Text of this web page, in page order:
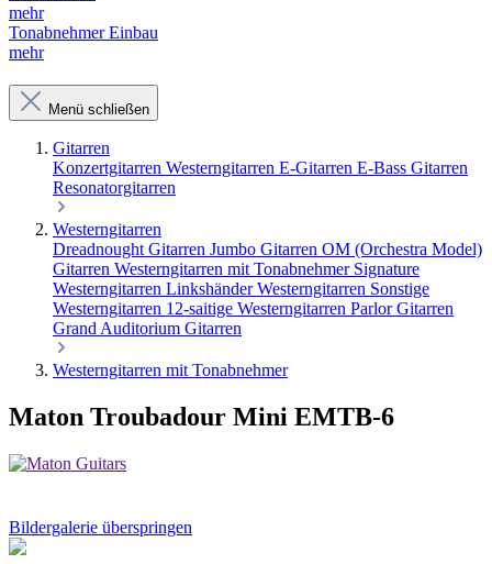
mehr
Tonabnehmer Einbau
mehr
Menü schließen
Gitarren
Konzertgitarren Westerngitarren E-Gitarren E-Bass Gitarren
Resonatorgitarren
Westerngitarren
Dreadnought Gitarren Jumbo Gitarren OM (Orchestra Model)
Gitarren Westerngitarren mit Tonabnehmer Signature
Westerngitarren Linkshänder Westerngitarren Sonstige
Westerngitarren 12-saitige Westerngitarren Parlor Gitarren
Grand Auditorium Gitarren
Westerngitarren mit Tonabnehmer
Maton Troubadour Mini EMTB-6
Bildergalerie überspringen